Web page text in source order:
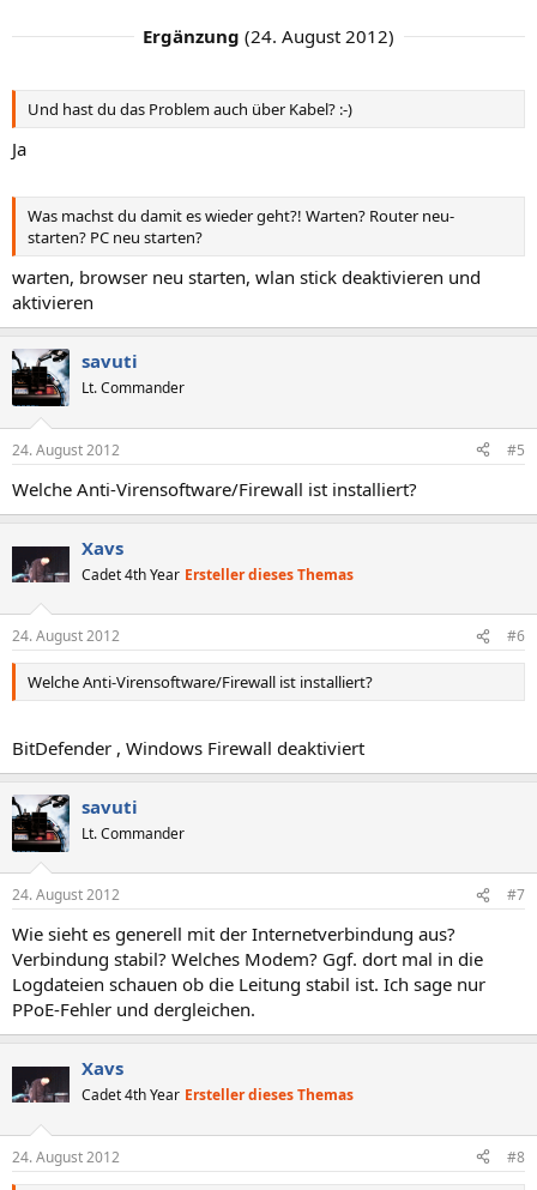
Ergänzung (24. August 2012)
Und hast du das Problem auch über Kabel? :-)
Ja
Was machst du damit es wieder geht?! Warten? Router neu-
starten? PC neu starten?
warten, browser neu starten, wlan stick deaktivieren und
aktivieren
savuti
Lt. Commander
24. August 2012 #5
Welche Anti-Virensoftware/Firewall ist installiert?
Xavs
Cadet 4th Year Ersteller dieses Themas
24. August 2012 #6
Welche Anti-Virensoftware/Firewall ist installiert?
BitDefender , Windows Firewall deaktiviert
savuti
Lt. Commander
24. August 2012 #7
Wie sieht es generell mit der Internetverbindung aus?
Verbindung stabil? Welches Modem? Ggf. dort mal in die
Logdateien schauen ob die Leitung stabil ist. Ich sage nur
PPoE-Fehler und dergleichen.
Xavs
Cadet 4th Year Ersteller dieses Themas
24. August 2012 #8